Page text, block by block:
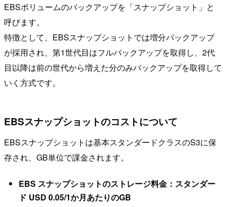
EBSボリュームのバックアップを「スナップショット」と
呼びます。
特徴として、EBSスナップショットでは増分バックアップ
が採用され、第1世代目はフルバックアップを取得し、2代
目以降は前の世代から増えた分のみバックアップを取得して
いく方式です。
EBSスナップショットのコストについて
EBSスナップショットは基本スタンダードクラスのS3に保
存され、GB単位で課金されます。
EBS スナップショットのストレージ料金：スタンダー
ド USD 0.05/1か月あたりのGB